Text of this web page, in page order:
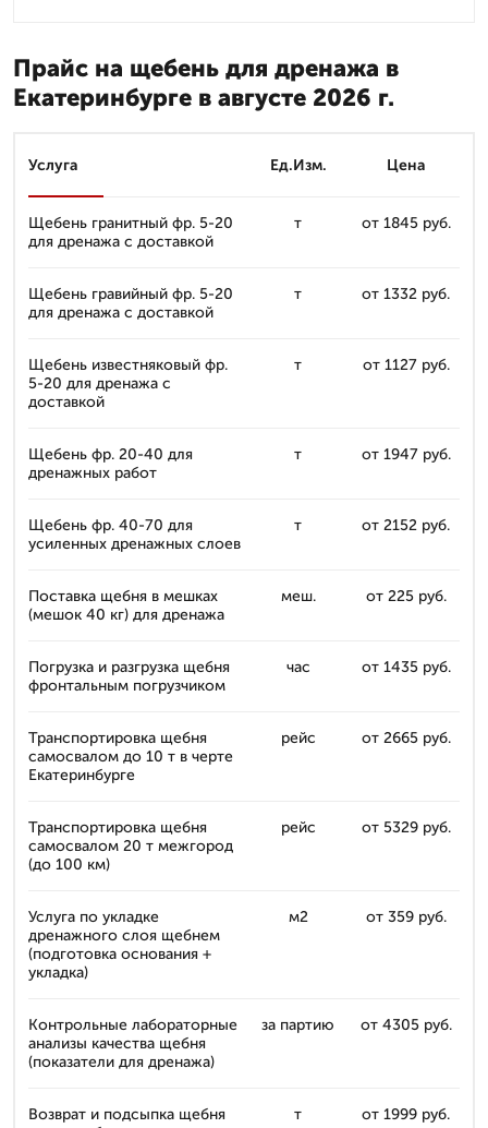
Прайс на щебень для дренажа в
Екатеринбурге в августе 2026 г.
Услуга Ед.Изм. Цена
Щебень гранитный фр. 5-20
для дренажа с доставкой
т от 1845 руб.
Щебень гравийный фр. 5-20
для дренажа с доставкой
т от 1332 руб.
Щебень известняковый фр.
5-20 для дренажа с
доставкой
т от 1127 руб.
Щебень фр. 20-40 для
дренажных работ
т от 1947 руб.
Щебень фр. 40-70 для
усиленных дренажных слоев
т от 2152 руб.
Поставка щебня в мешках
(мешок 40 кг) для дренажа
меш. от 225 руб.
Погрузка и разгрузка щебня
фронтальным погрузчиком
час от 1435 руб.
Транспортировка щебня
самосвалом до 10 т в черте
Екатеринбурге
рейс от 2665 руб.
Транспортировка щебня
самосвалом 20 т межгород
(до 100 км)
рейс от 5329 руб.
Услуга по укладке
дренажного слоя щебнем
(подготовка основания +
укладка)
м2 от 359 руб.
Контрольные лабораторные
анализы качества щебня
(показатели для дренажа)
за партию от 4305 руб.
Возврат и подсыпка щебня
т от 1999 руб.